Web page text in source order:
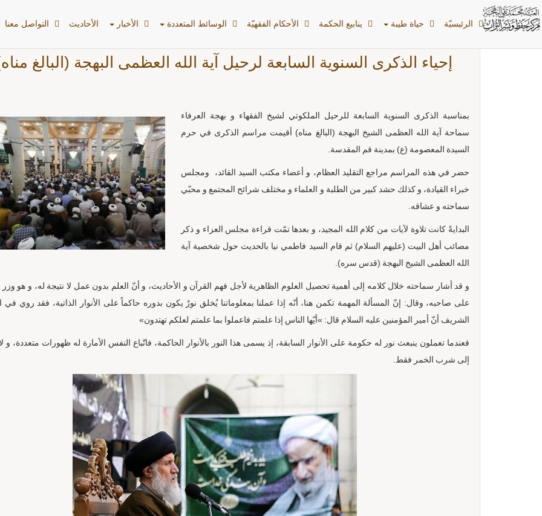
الرئیسیّة حياة طيبة ينابيع الحكمة الأحکام الفقهیّة الوسائط المتعددة الأخبار الأحادیث التواصل معنا
إحياء الذكرى السنوية السابعة لرحيل آية الله العظمى البهجة (البالغ
بمناسبة الذكرى السنوية السابعة للرحيل الملكوتي لشيخ الفقهاء و بهجة العرفاء
سماحة آية الله العظمى الشيخ البهجة (البالغ مناه) أقيمت مراسم الذكرى في حرم
السيدة المعصومة (ع) بمدينة قم المقدسة.
حضر في هذه المراسم مراجع التقليد العظام، و أعضاء مكتب السيد القائد، ومجلس
خبراء القيادة، و كذلك حشد كبير من الطلبة و العلماء و مختلف شرائح المجتمع و محبّي
سماحته و عشاقه.
البدايةً كانت تلاوة لآيات من كلام الله المجيد، و بعدها تمّت قراءة مجلس العزاء و ذكر
مصائب أهل البيت (عليهم السلام) ثم قام السيد فاطمي نيا بالحديث حول شخصية آية
الله العظمى الشيخ البهجة (قدس سره).
و قد أشار سماحته خلال كلامه إلى أهمية تحصيل العلوم الظاهرية لأجل فهم القرآن و الأحاديث، و أنّ العلم بدون عمل لا نتيجة له، و هو وزر
على صاحبه، وقال: إنّ المسألة المهمة تكمن هنا، أنّه إذا عملنا بمعلوماتنا يُخلق نورٌ يكون بدوره حاكماً على الأنوار الذاتية، فقد روي في
الشريف أنّ أمير المؤمنين عليه السلام قال: »أيّها الناس إذا علمتم فاعملوا بما علمتم لعلكم تهتدون»
فعندما تعملون ينبعث نور له حكومة على الأنوار السابقة، إذ يسمى هذا النور بالأنوار الحاكمة، فاتّباع النفس الأمارة له ظهورات متعددة، و
إلى شرب الخمر فقط.